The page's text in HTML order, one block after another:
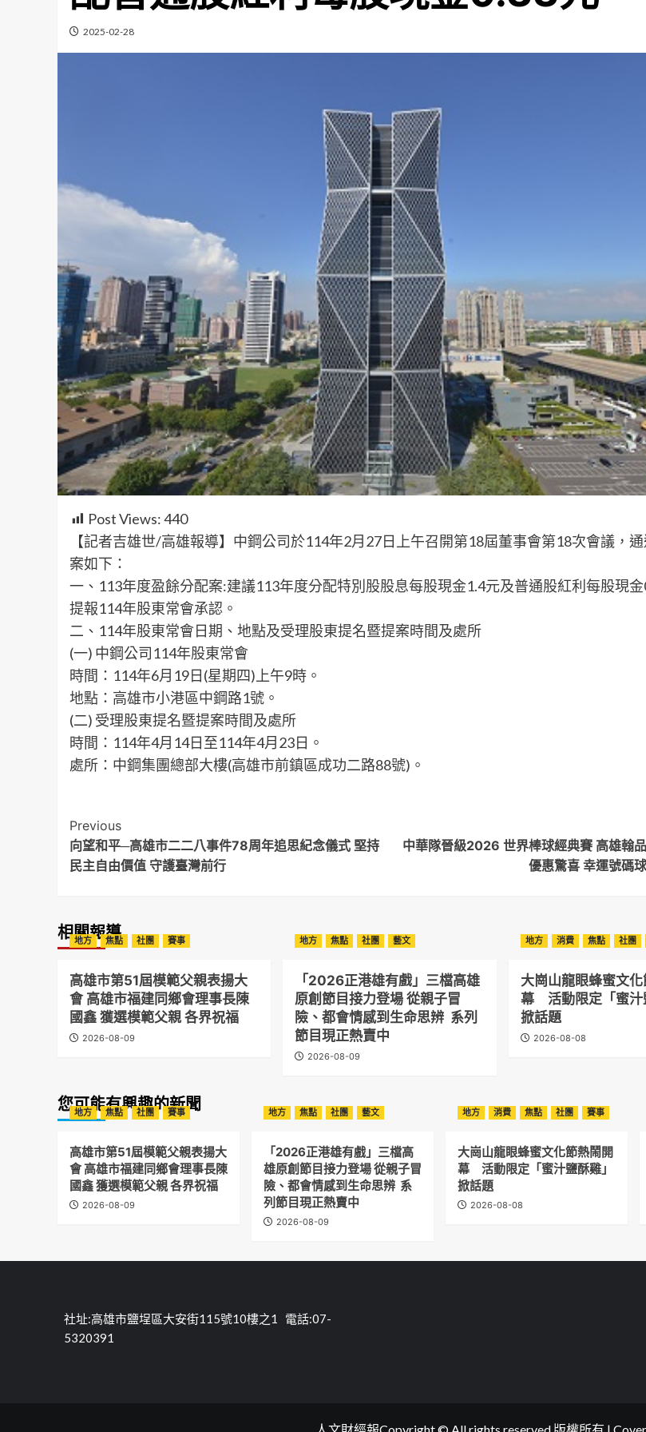
2025-02-28
Post Views:440
【記者吉雄世/高雄報導】中鋼公司於114年2月27日上午召開第18屆董事會第18次會議，
案如下：
一、113年度盈餘分配案:建議113年度分配特別股股息每股現金1.4元及普通股紅利每股現金
提報114年股東常會承認。
二、114年股東常會日期、地點及受理股東提名暨提案時間及處所
(一) 中鋼公司114年股東常會
時間：114年6月19日(星期四)上午9時。
地點：高雄市小港區中鋼路1號。
(二) 受理股東提名暨提案時間及處所
時間：114年4月14日至114年4月23日。
處所：中鋼集團總部大樓(高雄市前鎮區成功二路88號)。
Post
Navigation
Previous
向望和平─高雄市二二八事件78周年追思紀念儀式 堅持
民主自由價值 守護臺灣前行
中華隊晉級2026 世界棒球經典賽 高雄翰
優惠驚喜 幸運號碼
相關報導
地方 焦點 社團 賽事
高雄市第51屆模範父親表揚大
會 高雄市福建同鄉會理事長陳
國鑫 獲選模範父親 各界祝福
2026-08-09
地方 焦點 社團 藝文
「2026正港雄有戲」三檔高雄
原創節目接力登場 從親子冒
險、都會情感到生命思辨 系列
節目現正熱賣中
2026-08-09
地方 消費 焦點 社團
大崗山龍眼蜂蜜文化
幕 活動限定「蜜汁
掀話題
2026-08-08
您可能有興趣的新聞
地方 焦點 社團 賽事
高雄市第51屆模範父親表揚大
會 高雄市福建同鄉會理事長陳
國鑫 獲選模範父親 各界祝福
2026-08-09
地方 焦點 社團 藝文
「2026正港雄有戲」三檔高
雄原創節目接力登場 從親子冒
險、都會情感到生命思辨 系
列節目現正熱賣中
2026-08-09
地方 消費 焦點 社團 賽事
大崗山龍眼蜂蜜文化節熱鬧開
幕 活動限定「蜜汁鹽酥雞」
掀話題
2026-08-08
社址:高雄市鹽埕區大安街115號10樓之1 電話:07-
5320391
人文財經報Copyright © All rights reserved.版權所有 |